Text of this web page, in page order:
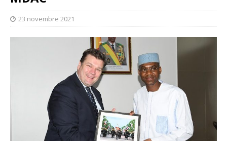
23 novembre 2021